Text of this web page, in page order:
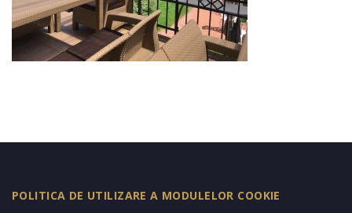
POLITICA DE UTILIZARE A MODULELOR COOKIE